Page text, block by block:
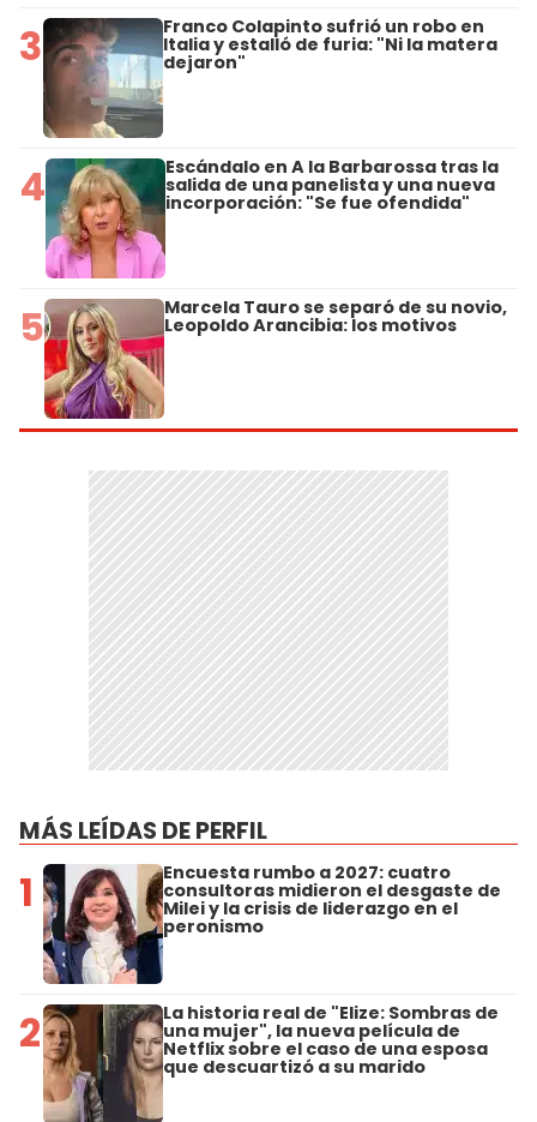
3 Franco Colapinto sufrió un robo en
Italia y estalló de furia: "Ni la matera
dejaron"
4 Escándalo en A la Barbarossa tras la
salida de una panelista y una nueva
incorporación: "Se fue ofendida"
5 Marcela Tauro se separó de su novio,
Leopoldo Arancibia: los motivos
MÁS LEÍDAS DE PERFIL
1 Encuesta rumbo a 2027: cuatro
consultoras midieron el desgaste de
Milei y la crisis de liderazgo en el
peronismo
2 La historia real de "Elize: Sombras de
una mujer", la nueva película de
Netflix sobre el caso de una esposa
que descuartizó a su marido